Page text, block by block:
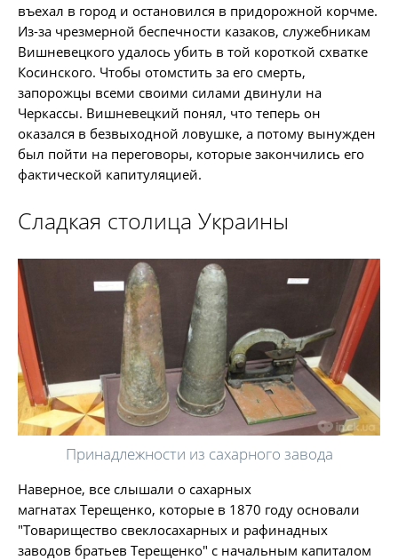
въехал в город и остановился в придорожной корчме.
Из-за чрезмерной беспечности казаков, служебникам
Вишневецкого удалось убить в той короткой схватке
Косинского. Чтобы отомстить за его смерть,
запорожцы всеми своими силами двинули на
Черкассы. Вишневецкий понял, что теперь он
оказался в безвыходной ловушке, а потому вынужден
был пойти на переговоры, которые закончились его
фактической капитуляцией.
Сладкая столица Украины
Принадлежности из сахарного завода
Наверное, все слышали о сахарных
магнатах Терещенко, которые в 1870 году основали
"Товарищество свеклосахарных и рафинадных
заводов братьев Терещенко" с начальным капиталом